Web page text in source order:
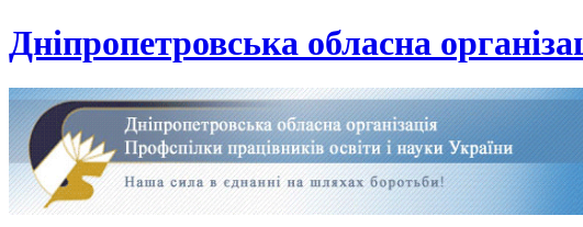
Дніпропетровська обласна